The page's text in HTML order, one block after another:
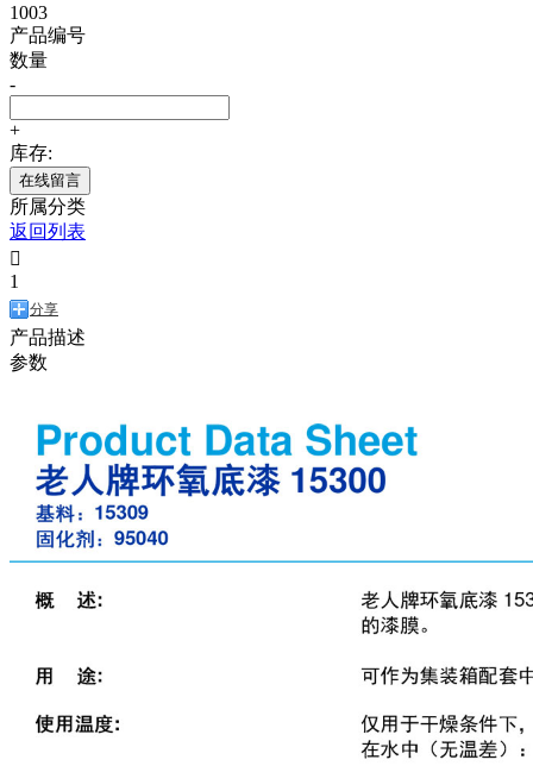
1003
产品编号
数量
-
+
库存:
在线留言
所属分类
返回列表

1
分享
产品描述
参数